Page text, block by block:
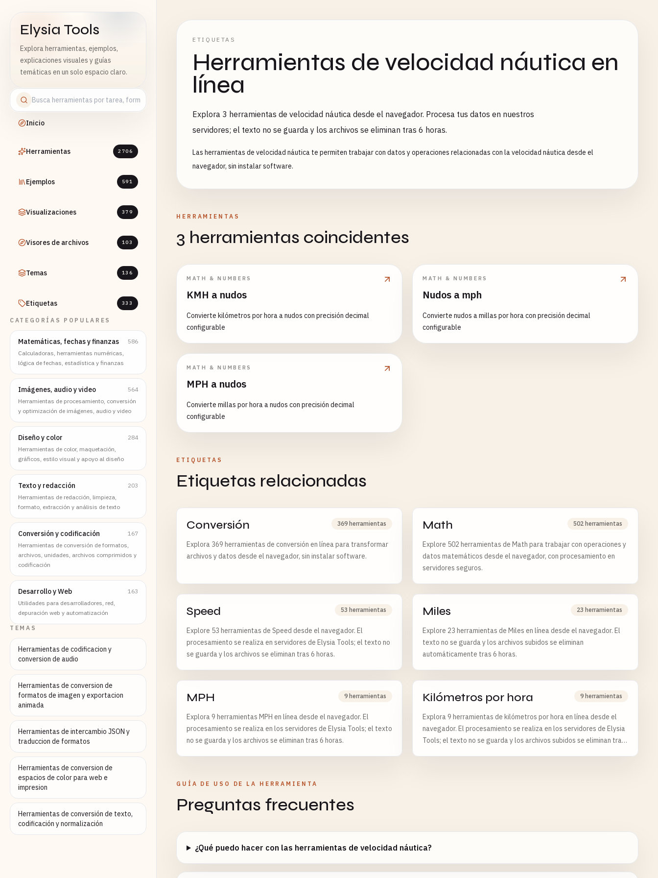
Elysia Tools
Explora herramientas, ejemplos,
explicaciones visuales y guías
temáticas en un solo espacio claro.
Inicio
Herramientas 2706
Ejemplos 591
Visualizaciones 379
Visores de archivos 103
Temas 136
Etiquetas 333
CATEGORÍAS POPULARES
Matemáticas, fechas y finanzas
586
Calculadoras, herramientas numéricas,
lógica de fechas, estadística y finanzas
Imágenes, audio y video
564
Herramientas de procesamiento, conversión
y optimización de imágenes, audio y video
Diseño y color
284
Herramientas de color, maquetación,
gráficos, estilo visual y apoyo al diseño
Texto y redacción
203
Herramientas de redacción, limpieza,
formato, extracción y análisis de texto
Conversión y codificación
167
Herramientas de conversión de formatos,
archivos, unidades, archivos comprimidos y
codificación
Desarrollo y Web
163
Utilidades para desarrolladores, red,
depuración web y automatización
TEMAS
Herramientas de codificacion y
conversion de audio
Herramientas de conversion de
formatos de imagen y exportacion
animada
Herramientas de intercambio JSON y
traduccion de formatos
Herramientas de conversion de
espacios de color para web e
impresion
Herramientas de conversión de texto,
codificación y normalización
ETIQUETAS
Herramientas de velocidad náutica en
línea
Explora 3 herramientas de velocidad náutica desde el navegador. Procesa tus datos en nuestros
servidores; el texto no se guarda y los archivos se eliminan tras 6 horas.
Las herramientas de velocidad náutica te permiten trabajar con datos y operaciones relacionadas con la velocidad náutica desde el
navegador, sin instalar software.
HERRAMIENTAS
3 herramientas coincidentes
MATH & NUMBERS
KMH a nudos
Convierte kilómetros por hora a nudos con precisión decimal
configurable
MATH & NUMBERS
Nudos a mph
Convierte nudos a millas por hora con precisión decimal
configurable
MATH & NUMBERS
MPH a nudos
Convierte millas por hora a nudos con precisión decimal
configurable
ETIQUETAS
Etiquetas relacionadas
Conversión 369 herramientas
Explora 369 herramientas de conversión en línea para transformar
archivos y datos desde el navegador, sin instalar software.
Math 502 herramientas
Explore 502 herramientas de Math para trabajar con operaciones y
datos matemáticos desde el navegador, con procesamiento en
servidores seguros.
Speed 53 herramientas
Explore 53 herramientas de Speed desde el navegador. El
procesamiento se realiza en servidores de Elysia Tools; el texto no
se guarda y los archivos se eliminan tras 6 horas.
Miles 23 herramientas
Explore 23 herramientas de Miles en línea desde el navegador. El
texto no se guarda y los archivos subidos se eliminan
automáticamente tras 6 horas.
MPH 9 herramientas
Explora 9 herramientas MPH en línea desde el navegador. El
procesamiento se realiza en los servidores de Elysia Tools; el texto
no se guarda y los archivos se eliminan tras 6 horas.
Kilómetros por hora 9 herramientas
Explora 9 herramientas de kilómetros por hora en línea desde el
navegador. El procesamiento se realiza en los servidores de Elysia
Tools; el texto no se guarda y los archivos subidos se eliminan tras
GUÍA DE USO DE LA HERRAMIENTA
Preguntas frecuentes
¿Qué puedo hacer con las herramientas de velocidad náutica?